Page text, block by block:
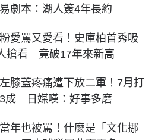
劇本：湖人簽4年長約
愛罵又愛看！史庫柏首秀吸
搶看 竟破17年來新高
膝蓋疼痛遭下放二軍！7月打
成 日媒嘆：好事多磨
年也被罵！什麼是「文化挪